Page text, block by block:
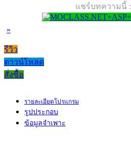
แชร์บทความนี้ :
»
รีวิว
ดาวน์โหลด
สั่งซื้อ
รายละเอียดโปรแกรม
รูปประกอบ
ข้อมูลจำเพาะ